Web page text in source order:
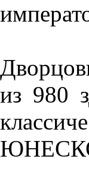
из 980